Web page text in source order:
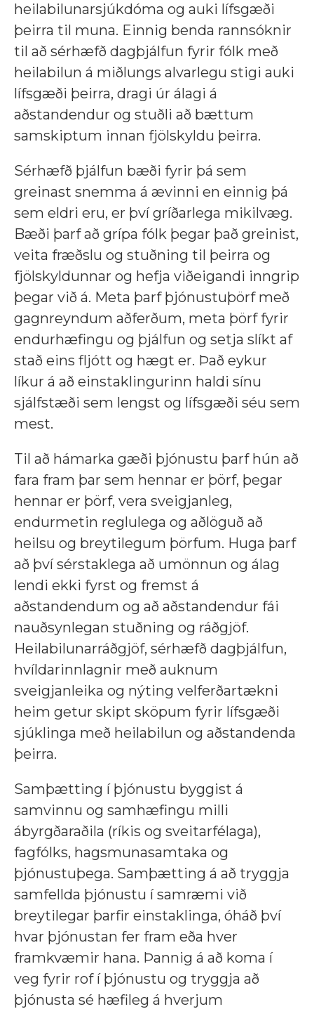
heilabilunarsjúkdóma og auki lífsgæði
þeirra til muna. Einnig benda rannsóknir
til að sérhæfð dagþjálfun fyrir fólk með
heilabilun á miðlungs alvarlegu stigi auki
lífsgæði þeirra, dragi úr álagi á
aðstandendur og stuðli að bættum
samskiptum innan fjölskyldu þeirra.
Sérhæfð þjálfun bæði fyrir þá sem
greinast snemma á ævinni en einnig þá
sem eldri eru, er því gríðarlega mikilvæg.
Bæði þarf að grípa fólk þegar það greinist,
veita fræðslu og stuðning til þeirra og
fjölskyldunnar og hefja viðeigandi inngrip
þegar við á. Meta þarf þjónustuþörf með
gagnreyndum aðferðum, meta þörf fyrir
endurhæfingu og þjálfun og setja slíkt af
stað eins fljótt og hægt er. Það eykur
líkur á að einstaklingurinn haldi sínu
sjálfstæði sem lengst og lífsgæði séu sem
mest.
Til að hámarka gæði þjónustu þarf hún að
fara fram þar sem hennar er þörf, þegar
hennar er þörf, vera sveigjanleg,
endurmetin reglulega og aðlöguð að
heilsu og breytilegum þörfum. Huga þarf
að því sérstaklega að umönnun og álag
lendi ekki fyrst og fremst á
aðstandendum og að aðstandendur fái
nauðsynlegan stuðning og ráðgjöf.
Heilabilunarráðgjöf, sérhæfð dagþjálfun,
hvíldarinnlagnir með auknum
sveigjanleika og nýting velferðartækni
heim getur skipt sköpum fyrir lífsgæði
sjúklinga með heilabilun og aðstandenda
þeirra.
Samþætting í þjónustu byggist á
samvinnu og samhæfingu milli
ábyrgðaraðila (ríkis og sveitarfélaga),
fagfólks, hagsmunasamtaka og
þjónustuþega. Samþætting á að tryggja
samfellda þjónustu í samræmi við
breytilegar þarfir einstaklinga, óháð því
hvar þjónustan fer fram eða hver
framkvæmir hana. Þannig á að koma í
veg fyrir rof í þjónustu og tryggja að
þjónusta sé hæfileg á hverjum